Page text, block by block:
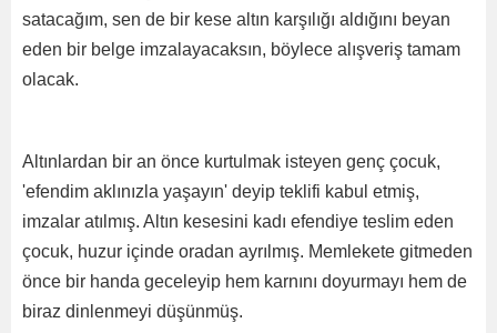
satacağım, sen de bir kese altın karşılığı aldığını beyan
eden bir belge imzalayacaksın, böylece alışveriş tamam
olacak.
Altınlardan bir an önce kurtulmak isteyen genç çocuk,
'efendim aklınızla yaşayın' deyip teklifi kabul etmiş,
imzalar atılmış. Altın kesesini kadı efendiye teslim eden
çocuk, huzur içinde oradan ayrılmış. Memlekete gitmeden
önce bir handa geceleyip hem karnını doyurmayı hem de
biraz dinlenmeyi düşünmüş.